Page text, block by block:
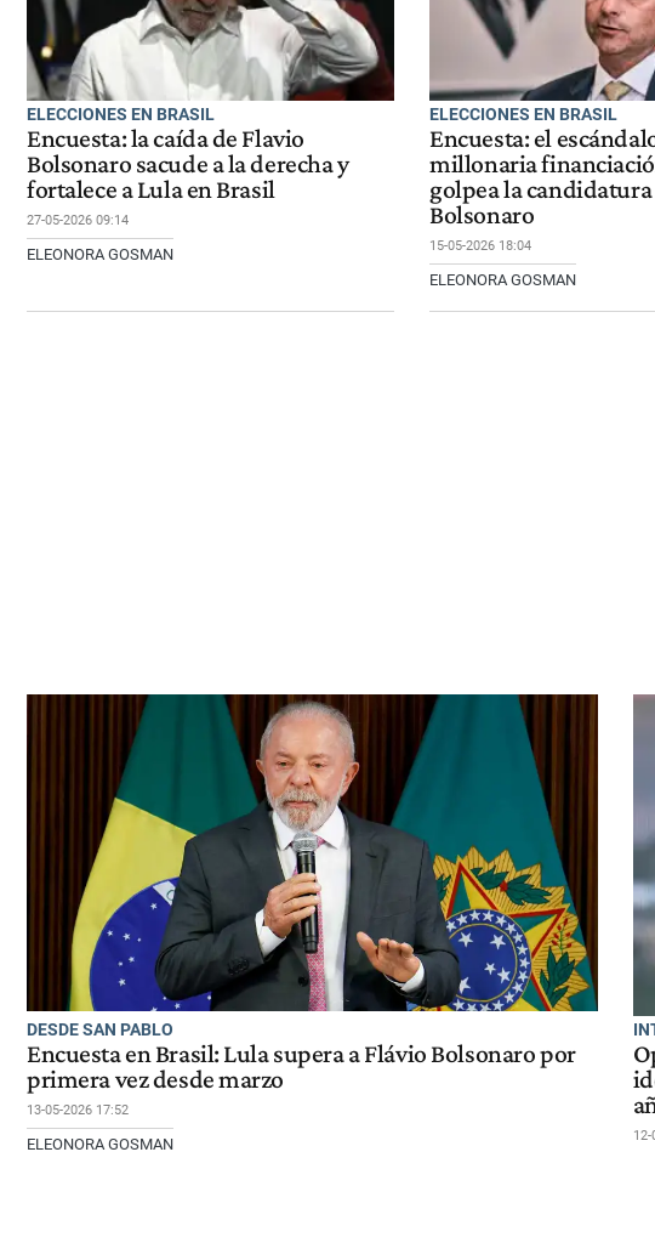
ELECCIONES EN BRASIL
Encuesta: la caída de Flavio
Bolsonaro sacude a la derecha y
fortalece a Lula en Brasil
27-05-2026 09:14
ELEONORA GOSMAN
ELECCIONES EN BRASIL
Encuesta: el
millonaria
golpea la
Bolsonaro
15-05-2026 18:04
ELEONORA GOSMAN
DESDE SAN PABLO
Encuesta en Brasil: Lula supera a Flávio Bolsonaro por
primera vez desde marzo
13-05-2026 17:52
ELEONORA GOSMAN